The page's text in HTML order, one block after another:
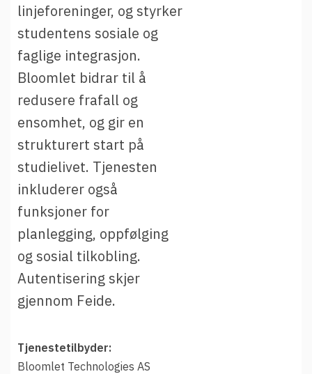
Se informasjonen lagret om deg
Ordbok
Underlag for tilgjengelighetserklæring
linjeforeninger, og styrker
studentens sosiale og
faglige integrasjon.
Bloomlet bidrar til å
redusere frafall og
ensomhet, og gir en
strukturert start på
studielivet. Tjenesten
inkluderer også
funksjoner for
planlegging, oppfølging
og sosial tilkobling.
Autentisering skjer
gjennom Feide.
Tjenestetilbyder:
Bloomlet Technologies AS